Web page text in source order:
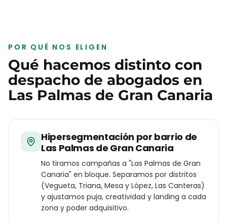
POR QUÉ NOS ELIGEN
Qué hacemos distinto con
despacho de abogados en
Las Palmas de Gran Canaria
Hipersegmentación por barrio de
Las Palmas de Gran Canaria
No tiramos campañas a "Las Palmas de Gran
Canaria" en bloque. Separamos por distritos
(Vegueta, Triana, Mesa y López, Las Canteras)
y ajustamos puja, creatividad y landing a cada
zona y poder adquisitivo.